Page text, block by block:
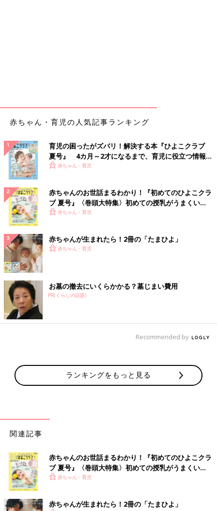
赤ちゃん・育児の人気記事ランキング
育児の困ったがズバリ！解決する本『ひよこクラブ
夏号』 4カ月～2才になるまで、育児に役立つ情報が
いっぱい！
赤ちゃん・育児
赤ちゃんのお世話まるわかり！『初めてのひよこクラ
ブ 夏号』〈巻頭大特集〉初めての授乳がうまくい
く！ おっぱい・ミルクの基本と夏のトラブル 解決テ
赤ちゃん・育児
赤ちゃんが生まれたら！2冊の「たまひよ」
赤ちゃん・育児
お墓の撤去にいくらかかる？墓じまい費用
PR(くらしの話題)
Recommended by
ランキングをもっと見る
関連記事
赤ちゃんのお世話まるわかり！『初めてのひよこクラ
ブ 夏号』〈巻頭大特集〉初めての授乳がうまくい
く！ おっぱい・ミルクの基本と夏のトラブル 解決テ
赤ちゃん・育児
赤ちゃんが生まれたら！2冊の「たまひよ」